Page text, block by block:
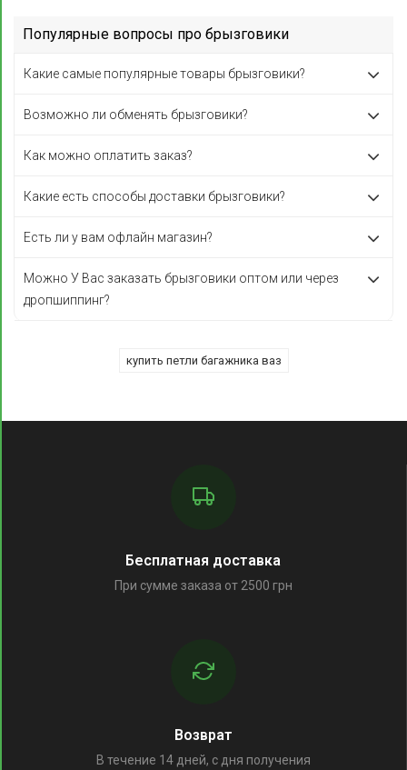
Популярные вопросы про брызговики
Какие самые популярные товары брызговики?
Возможно ли обменять брызговики?
Как можно оплатить заказ?
Какие есть способы доставки брызговики?
Есть ли у вам офлайн магазин?
Можно У Вас заказать брызговики оптом или через
дропшиппинг?
купить петли багажника ваз
Бесплатная доставка
При сумме заказа от 2500 грн
Возврат
В течение 14 дней, с дня получения